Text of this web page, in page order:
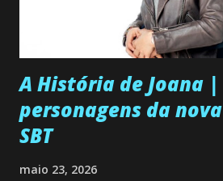
A História de Joana |
personagens da
SBT
maio 23, 2026